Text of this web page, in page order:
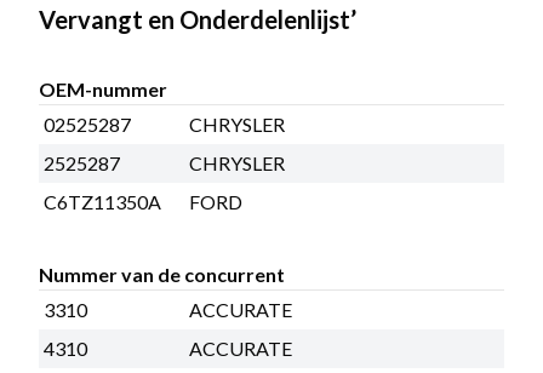
Vervangt en Onderdelenlijst’
OEM-nummer
02525287
CHRYSLER
2525287
CHRYSLER
C6TZ11350A
FORD
Nummer van de concurrent
3310
ACCURATE
4310
ACCURATE